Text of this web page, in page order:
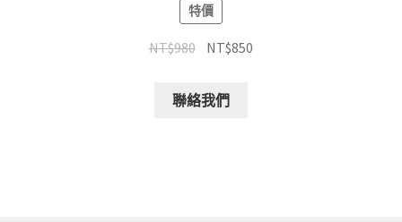
特價
NT$980 NT$850
聯絡我們